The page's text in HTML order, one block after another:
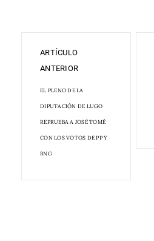
ARTÍCULO
ANTERIOR
EL PLENO DE LA
DIPUTACIÓN DE LUGO
REPRUEBA A JOSÉ TOMÉ
CON LOS VOTOS DE PP Y
BNG